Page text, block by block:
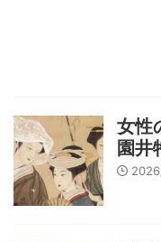
女性
園井